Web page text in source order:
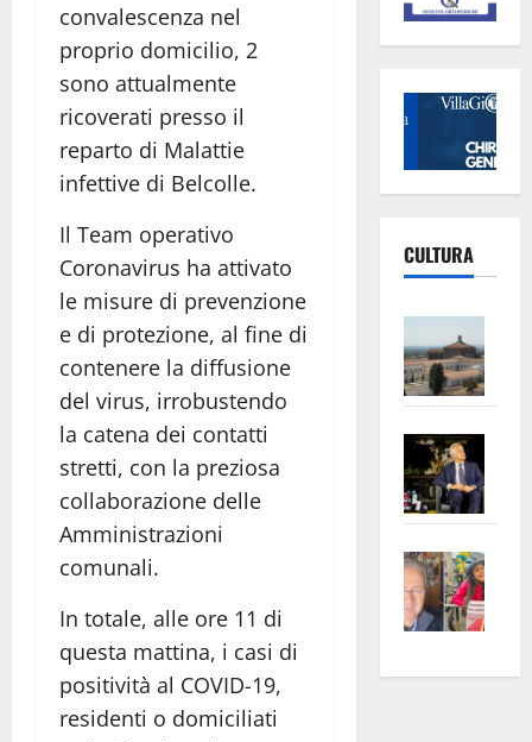
convalescenza nel
proprio domicilio, 2
sono attualmente
ricoverati presso il
reparto di Malattie
infettive di Belcolle.
Il Team operativo
Coronavirus ha attivato
le misure di prevenzione
e di protezione, al fine di
contenere la diffusione
del virus, irrobustendo
la catena dei contatti
stretti, con la preziosa
collaborazione delle
Amministrazioni
comunali.
In totale, alle ore 11 di
questa mattina, i casi di
positività al COVID-19,
residenti o domiciliati
CULTURA
euro
apre